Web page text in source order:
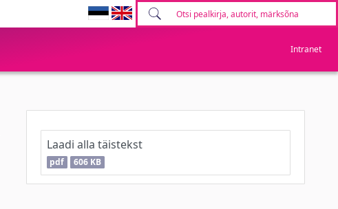
Intranet
Laadi alla täistekst
pdf 606 KB